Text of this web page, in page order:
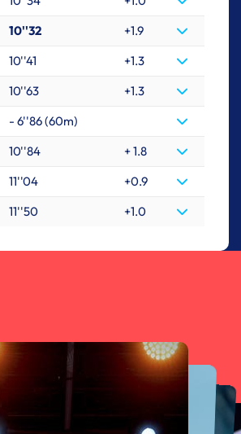
10''32
+1.9
10''41
+1.3
10''63
+1.3
- 6''86 (60m)
10''84
+ 1.8
11''04
+0.9
11''50 +1.0